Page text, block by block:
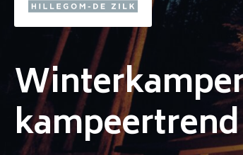
kampeertrend